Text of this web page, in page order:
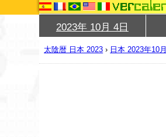
2023年 10月 4日
太陰暦 日本 2023 › 日本 2023年10月